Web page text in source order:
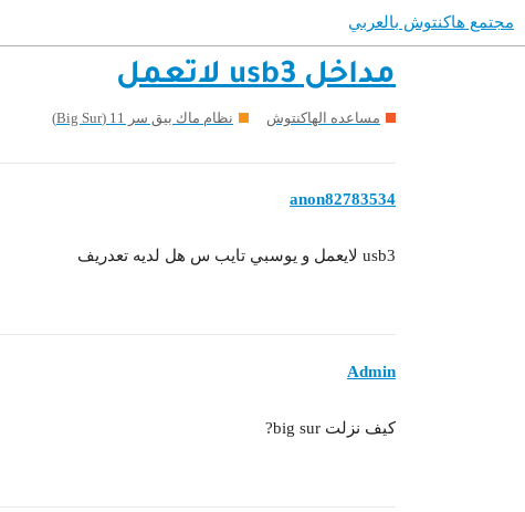
مجتمع هاكنتوش بالعربي
مداخل usb3 لاتعمل
مساعده الهاكنتوش نظام ماك بيق سر 11 (Big Sur)
anon82783534
usb3 لايعمل و يوسبي تايب س هل لديه تعدريف
Admin
كيف نزلت big sur?